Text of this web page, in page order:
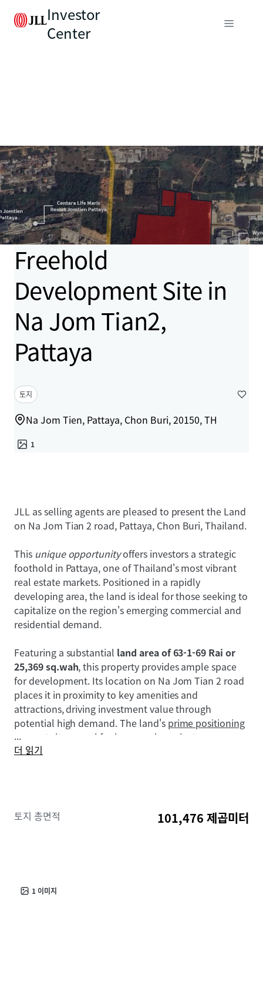
Investor
Center
Freehold
Development Site in
Na Jom Tian2,
Pattaya
토지
Na Jom Tien, Pattaya, Chon Buri, 20150, TH
1
JLL as selling agents are pleased to present the Land
on Na Jom Tian 2 road, Pattaya, Chon Buri, Thailand.
This unique opportunityoffers investors a strategic
foothold in Pattaya, one of Thailand's most vibrant
real estate markets. Positioned in a rapidly
developing area, the land is ideal for those seeking to
capitalize on the region's emerging commercial and
residential demand.
Featuring a substantial land area of 63-1-69 Rai or
25,369 sq.wah, this property provides ample space
for development. Its location on Na Jom Tian 2 road
places it in proximity to key amenities and
attractions, driving investment value through
potential high demand. The land's prime positioning
supports its appeal for large-scale projects.
new transport hubs and urban projects increase its
...
더 읽기
토지 총면적 101,476 제곱미터
1이미지